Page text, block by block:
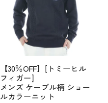
【30％OFF】[トミーヒル
フィガー]
メンズ ケーブル柄 ショー
ルカラーニット